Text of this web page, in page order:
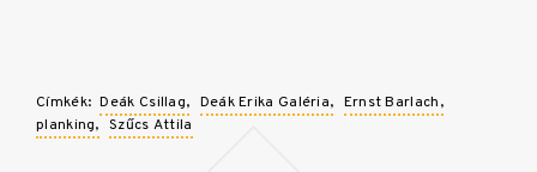
Címkék: Deák Csillag Deák Erika Galéria
Ernst Barlach
planking
Szűcs Attila